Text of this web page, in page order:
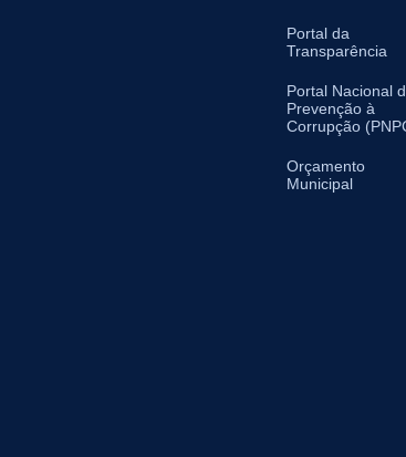
Portal da
Transparência
Portal Nacional
Prevenção à
Corrupção
Orçamento
Municipal